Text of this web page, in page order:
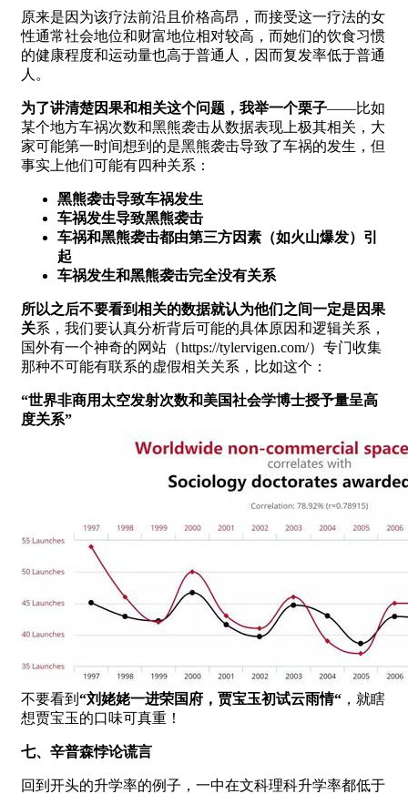
原来是因为该疗法前沿且价格高昂，而接受这一疗法的女
性通常社会地位和财富地位相对较高，而她们的饮食习惯
的健康程度和运动量也高于普通人，因而复发率低于普通
人。
为了讲清楚因果和相关这个问题，我举一个栗子——比如
某个地方车祸次数和黑熊袭击从数据表现上极其相关，大
家可能第一时间想到的是黑熊袭击导致了车祸的发生，但
事实上他们可能有四种关系：
黑熊袭击导致车祸发生
车祸发生导致黑熊袭击
车祸和黑熊袭击都由第三方因素（如火山爆发）引
起
车祸发生和黑熊袭击完全没有关系
所以之后不要看到相关的数据就认为他们之间一定是因果
关系，我们要认真分析背后可能的具体原因和逻辑关系，
国外有一个神奇的网站（https://tylervigen.com/）专门收集
那种不可能有联系的虚假相关关系，比如这个：
“世界非商用太空发射次数和美国社会学博士授予量呈高
度关系”
不要看到 “刘姥姥一进荣国府，贾宝玉初试云雨情“ ，就瞎
想贾宝玉的口味可真重！
七、辛普森悖论谎言
回到开头的升学率的例子，一中在文科理科升学率都低于